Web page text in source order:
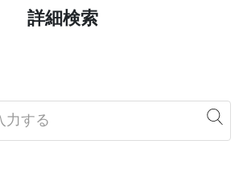
詳細検索